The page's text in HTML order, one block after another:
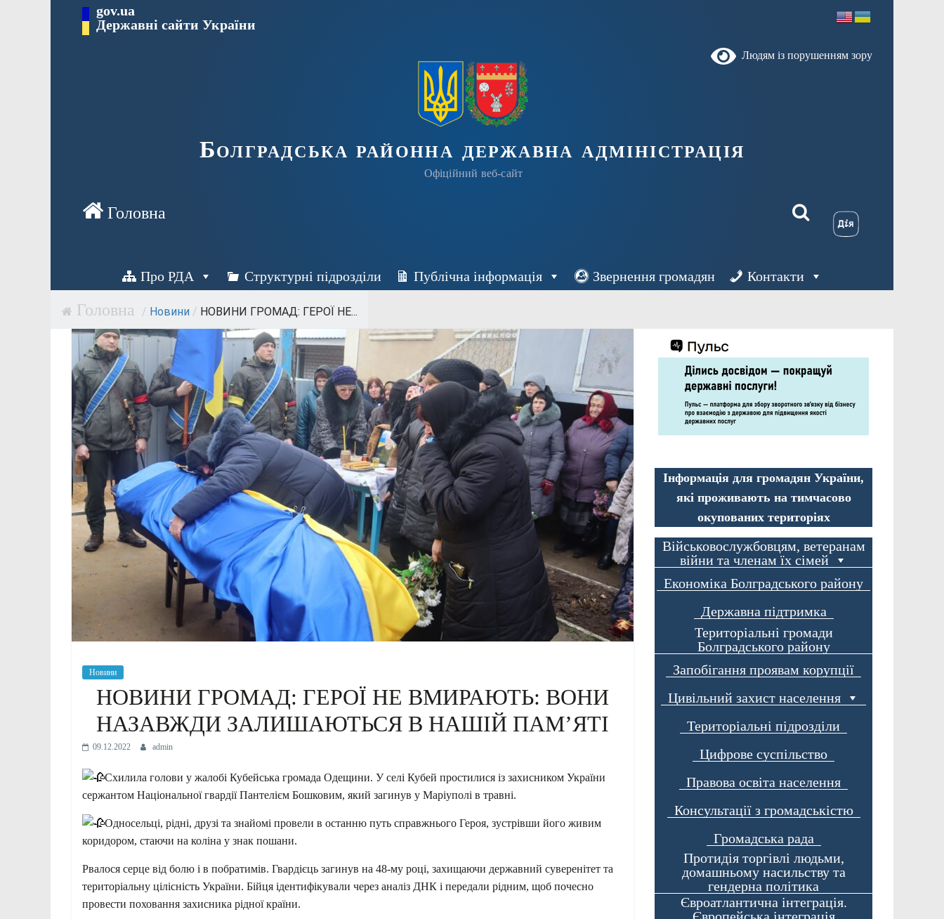
Перейти gov.ua
Державні сайти України
Людям із порушенням зору
Болградська районна державна адміністрація
Офіційний веб-сайт
Про РДА Структурні підрозділи Публічна інформація Звернення громадян Контакти
/ Новини / НОВИНИ ГРОМАД: ГЕРОЇ НЕ...
Новини
НОВИНИ ГРОМАД: ГЕРОЇ НЕ ВМИРАЮТЬ: ВОНИ
НАЗАВЖДИ ЗАЛИШАЮТЬСЯ В НАШІЙ ПАМ’ЯТІ
09.12.2022 admin
Схилила голови у жалобі Кубейська громада Одещини. У селі Кубей простилися із захисником України
сержантом Національної гвардії Пантелієм Бошковим, який загинув у Маріуполі в травні.
Односельці, рідні, друзі та знайомі провели в останню путь справжнього Героя, зустрівши його живим
коридором, стаючи на коліна у знак пошани.
Рвалося серце від болю і в побратимів. Гвардієць загинув на 48-му році, захищаючи державний суверенітет та
територіальну цілісність України. Бійця ідентифікували через аналіз ДНК і передали рідним, щоб почесно
провести поховання захисника рідної країни.
Інформація для громадян України,
які проживають на тимчасово
окупованих територіях
Військовослужбовцям, ветеранам
війни та членам їх сімей
Економіка Болградського району
Державна підтримка
Територіальні громади
Болградського району
Запобігання проявам корупції
Цивільний захист населення
Територіальні підрозділи
Цифрове суспільство
Правова освіта населення
Консультації з громадськістю
Громадська рада
Протидія торгівлі людьми,
домашньому насильству та
гендерна політика
Євроатлантична інтеграція.